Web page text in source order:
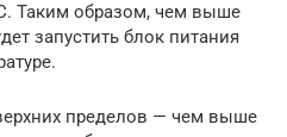
Таким образом, чем выше
запустить блок питания
пределов — чем выше